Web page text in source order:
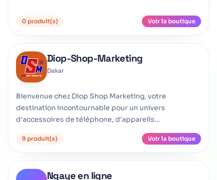
0 produit(s) Voir la boutique
Diop-Shop-Marketing
Dakar
Bienvenue chez Diop Shop Marketing, votre
destination incontournable pour un univers
d'accessoires de téléphone, d'appareils
9 produit(s) Voir la boutique
Ngaye en ligne